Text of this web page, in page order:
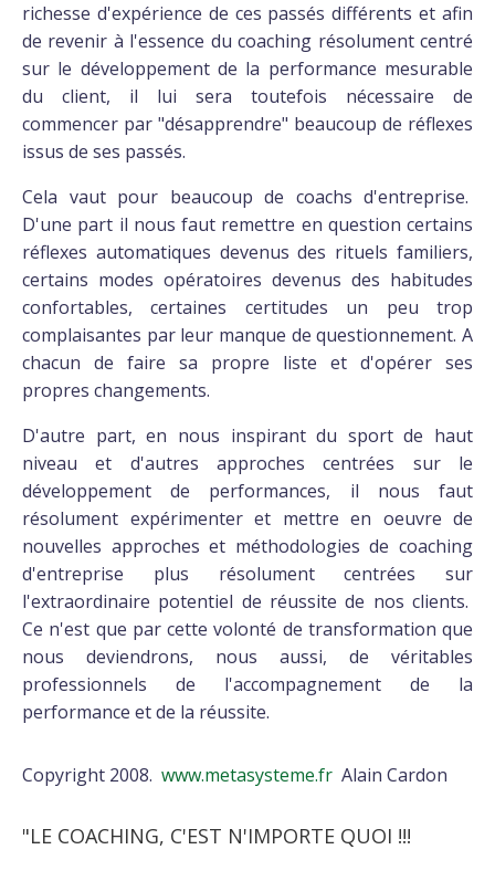
richesse d'expérience de ces passés différents et afin
de revenir à l'essence du coaching résolument centré
sur le développement de la performance mesurable
du client, il lui sera toutefois nécessaire de
commencer par "désapprendre" beaucoup de réflexes
issus de ses passés.
Cela vaut pour beaucoup de coachs d'entreprise.
D'une part il nous faut remettre en question certains
réflexes automatiques devenus des rituels familiers,
certains modes opératoires devenus des habitudes
confortables, certaines certitudes un peu trop
complaisantes par leur manque de questionnement. A
chacun de faire sa propre liste et d'opérer ses
propres changements.
D'autre part, en nous inspirant du sport de haut
niveau et d'autres approches centrées sur le
développement de performances, il nous faut
résolument expérimenter et mettre en oeuvre de
nouvelles approches et méthodologies de coaching
d'entreprise plus résolument centrées sur
l'extraordinaire potentiel de réussite de nos clients.
Ce n'est que par cette volonté de transformation que
nous deviendrons, nous aussi, de véritables
professionnels de l'accompagnement de la
performance et de la réussite.
Copyright 2008. www.metasysteme.fr Alain Cardon
"LE COACHING, C'EST N'IMPORTE QUOI !!!